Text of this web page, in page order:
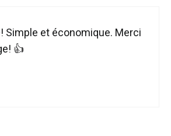
Simple et économique. Merci
👍